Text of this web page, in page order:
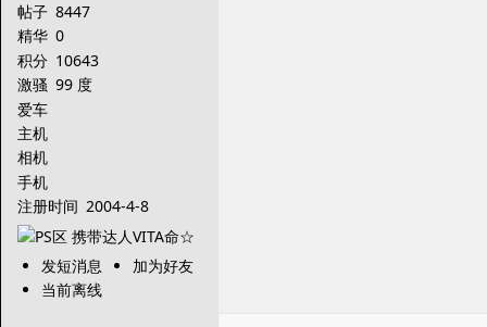
帖子 8447
精华 0
积分 10643
激骚 99 度
爱车
主机
相机
手机
注册时间 2004-4-8
发短消息
加为好友
当前离线